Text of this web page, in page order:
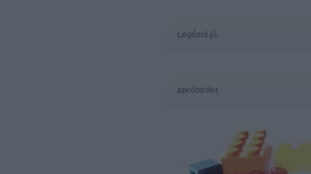
Legózni jó.
apróhirdet